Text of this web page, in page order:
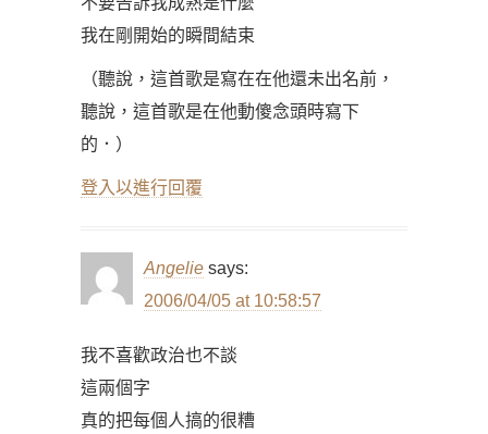
我在剛開始的瞬間結束
（聽說，這首歌是寫在在他還未出名前，
聽說，這首歌是在他動傻念頭時寫下
的．）
登入以進行回覆
Angelie says:
2006/04/05 at 10:58:57
我不喜歡政治也不談
這兩個字
真的把每個人搞的很糟